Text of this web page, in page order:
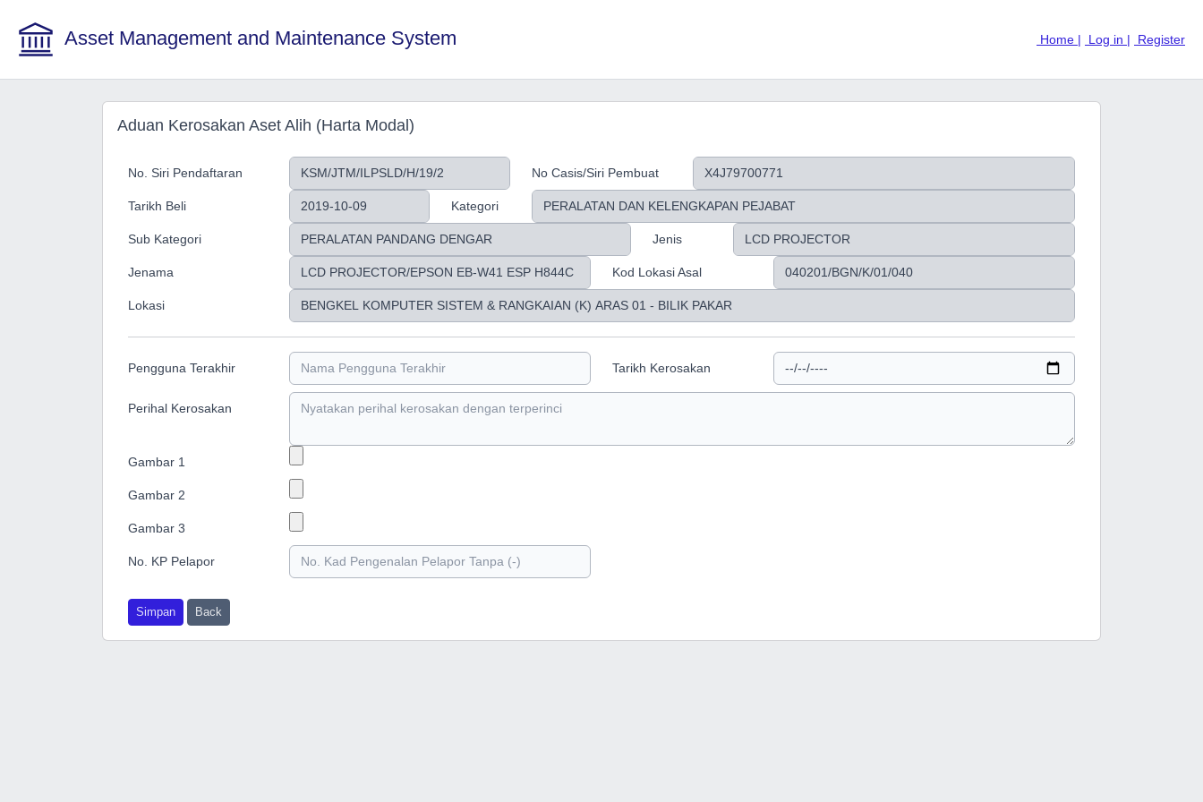
Asset Management and Maintenance System Home | Log in | Register
Aduan Kerosakan Aset Alih (Harta Modal)
No. Siri Pendaftaran No Casis/Siri Pembuat
Tarikh Beli Kategori
Sub Kategori Jenis
Jenama Kod Lokasi Asal
Lokasi
Pengguna Terakhir Tarikh Kerosakan
Perihal Kerosakan
Gambar 1
Gambar 2
Gambar 3
No. KP Pelapor
Simpan Back